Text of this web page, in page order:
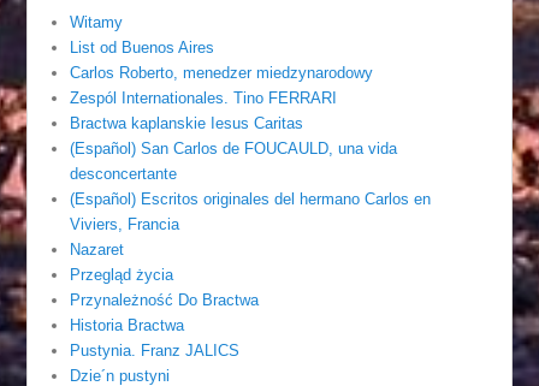
Witamy
List od Buenos Aires
Carlos Roberto, menedzer miedzynarodowy
Zespól Internationales. Tino FERRARI
Bractwa kaplanskie Iesus Caritas
(Español) San Carlos de FOUCAULD, una vida
desconcertante
(Español) Escritos originales del hermano Carlos en
Viviers, Francia
Nazaret
Przegląd życia
Przynależność Do Bractwa
Historia Bractwa
Pustynia. Franz JALICS
Dzie´n pustyni